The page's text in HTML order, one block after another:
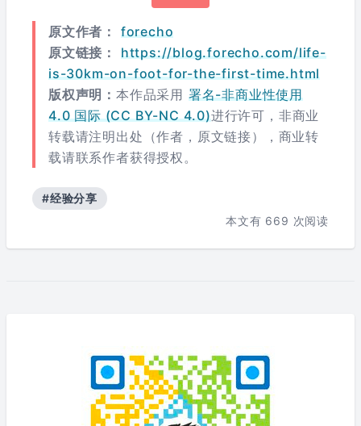
原文作者：
forecho
原文链接：
https://blog.forecho.com/life-
is-30km-on-foot-for-the-first-time.html
版权声明： 本作品采用 署名-非商业性使用
4.0 国际 (CC BY-NC 4.0)进行许可，非商业
转载请注明出处（作者，原文链接），商业转
载请联系作者获得授权。
#经验分享
本文有 669 次阅读